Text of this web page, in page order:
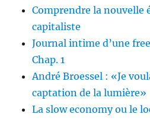
Comprendre la nouvelle
capitaliste
Journal intime d’une
Chap. 1
André Broessel : «Je
captation de la lumière»
La slow economy ou le